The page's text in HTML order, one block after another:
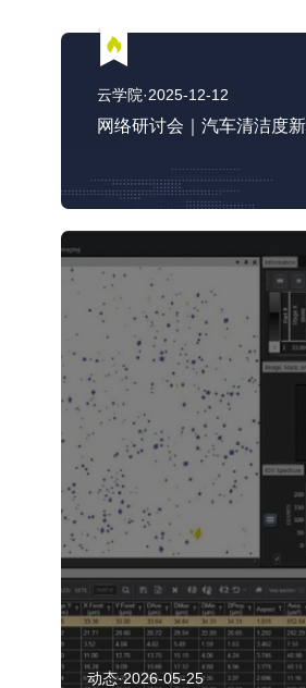
云学院·2025-12-12
网络研讨会｜汽车清洁度
动态·2026-05-25